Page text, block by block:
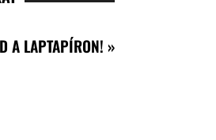
A LAPTAPÍRON! »